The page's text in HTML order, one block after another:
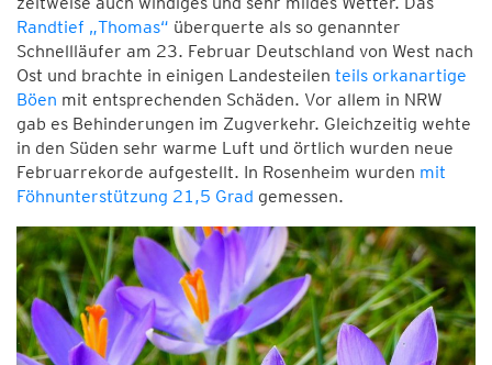
Randtief „Thomas“ überquerte als so genannter
Schnellläufer am 23. Februar Deutschland von West nach
Ost und brachte in einigen Landesteilen teils orkanartige
Böen mit entsprechenden Schäden. Vor allem in NRW
gab es Behinderungen im Zugverkehr. Gleichzeitig wehte
in den Süden sehr warme Luft und örtlich wurden neue
Februarrekorde aufgestellt. In Rosenheim wurden mit
Föhnunterstützung 21,5 Grad gemessen.